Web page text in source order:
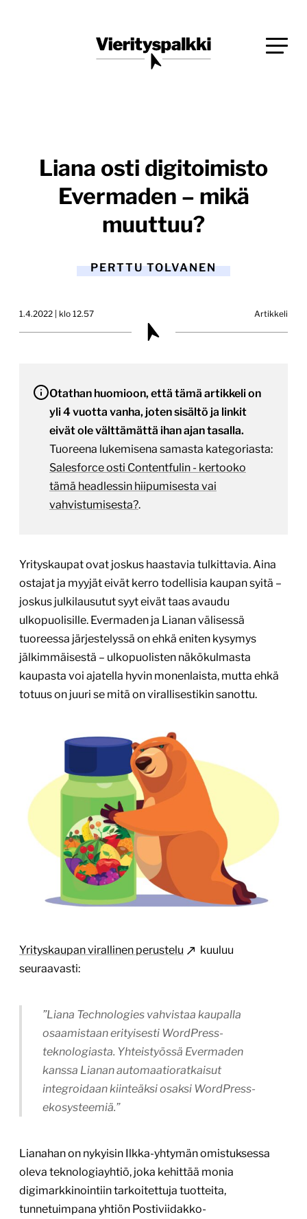
Vierityspalkki.fi
Liana osti digitoimisto
Evermaden – mikä
muuttuu?
PERTTU TOLVANEN
1.4.2022 | klo 12.57 Artikkeli
Otathan huomioon, että tämä artikkeli on
yli 4 vuotta vanha, joten sisältö ja linkit
eivät ole välttämättä ihan ajan tasalla.
Tuoreena lukemisena samasta kategoriasta:
Salesforce osti Contentfulin - kertooko
tämä headlessin hiipumisesta vai
vahvistumisesta?.
Yrityskaupat ovat joskus haastavia tulkittavia. Aina
ostajat ja myyjät eivät kerro todellisia kaupan syitä –
joskus julkilausutut syyt eivät taas avaudu
ulkopuolisille. Evermaden ja Lianan välisessä
tuoreessa järjestelyssä on ehkä eniten kysymys
jälkimmäisestä – ulkopuolisten näkökulmasta
kaupasta voi ajatella hyvin monenlaista, mutta ehkä
totuus on juuri se mitä on virallisestikin sanottu.
Yrityskaupan virallinen perustelu
kuuluu
seuraavasti:
”Liana Technologies vahvistaa kaupalla
osaamistaan erityisesti WordPress-
teknologiasta. Yhteistyössä Evermaden
kanssa Lianan automaatioratkaisut
integroidaan kiinteäksi osaksi WordPress-
ekosysteemiä.”
Lianahan on nykyisin Ilkka-yhtymän omistuksessa
oleva teknologiayhtiö, joka kehittää monia
digimarkkinointiin tarkoitettuja tuotteita,
tunnetuimpana yhtiön Postiviidakko-